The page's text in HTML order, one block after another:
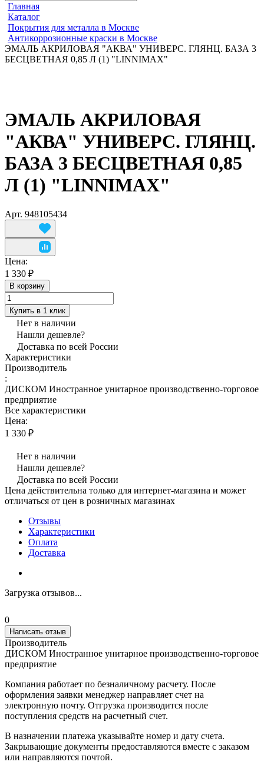
Главная
Каталог
Покрытия для металла в Москве
Антикоррозионные краски в Москве
ЭМАЛЬ АКРИЛОВАЯ "АКВА" УНИВЕРС. ГЛЯНЦ. БАЗА 3
БЕСЦВЕТНАЯ 0,85 Л (1) "LINNIMAX"
ЭМАЛЬ АКРИЛОВАЯ
"АКВА" УНИВЕРС. ГЛЯНЦ.
БАЗА 3 БЕСЦВЕТНАЯ 0,85
Л (1) "LINNIMAX"
Арт. 948105434
Цена:
1 330 ₽
В корзину
Купить в 1 клик
Нет в наличии
Нашли дешевле?
Доставка по всей России
Характеристики
Производитель
:
ДИСКОМ Иностранное унитарное производственно-торговое
предприятие
Все характеристики
Цена:
1 330 ₽
Нет в наличии
Нашли дешевле?
Доставка по всей России
Цена действительна только для интернет-магазина и может
отличаться от цен в розничных магазинах
Отзывы
Характеристики
Оплата
Доставка
Загрузка отзывов...
0
Написать отзыв
Производитель
ДИСКОМ Иностранное унитарное производственно-торговое
предприятие
Компания работает по безналичному расчету. После
оформления заявки менеджер направляет счет на
электронную почту. Отгрузка производится после
поступления средств на расчетный счет.
В назначении платежа указывайте номер и дату счета.
Закрывающие документы предоставляются вместе с заказом
или направляются почтой.